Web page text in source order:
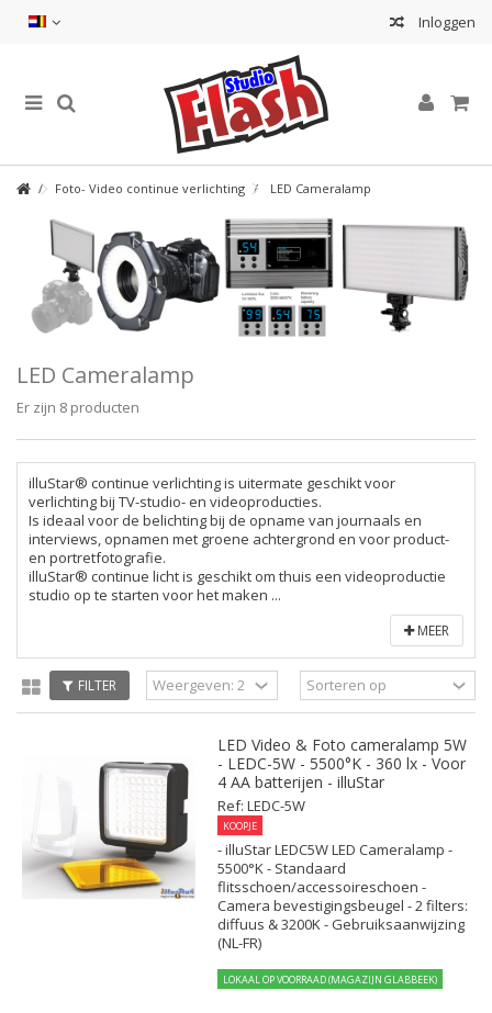
Inloggen
Foto- Video continue verlichting LED Cameralamp
LED Cameralamp
Er zijn 8 producten
illuStar® continue verlichting is uitermate geschikt voor
verlichting bij TV-studio- en videoproducties.
Is ideaal voor de belichting bij de opname van journaals en
interviews, opnamen met groene achtergrond en voor product-
en portretfotografie.
illuStar® continue licht is geschikt om thuis een videoproductie
studio op te starten voor het maken ...
MEER
FILTER
LED Video & Foto cameralamp 5W
- LEDC-5W - 5500°K - 360 lx - Voor
4 AA batterijen - illuStar
Ref: LEDC-5W
KOOPJE
- illuStar LEDC5W LED Cameralamp -
5500°K - Standaard
flitsschoen/accessoireschoen -
Camera bevestigingsbeugel - 2 filters:
diffuus & 3200K - Gebruiksaanwijzing
(NL-FR)
LOKAAL OP VOORRAAD (MAGAZIJN GLABBEEK)